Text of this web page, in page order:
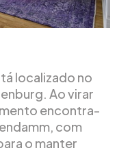
localizado no
Ao virar
encontra-
com
o manter